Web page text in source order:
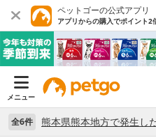
ペットゴーの公式アプリ
アプリからの購入でポイント2
メニュー
全6件